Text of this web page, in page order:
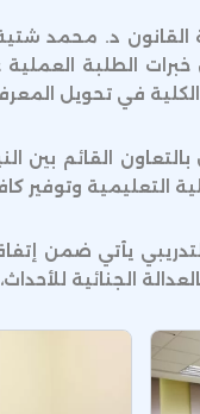
د. محمد
الطلبة
الكلية في تحويل
القائم بين
التعليمية وتوفير
يأتي ضمن
الجنائية